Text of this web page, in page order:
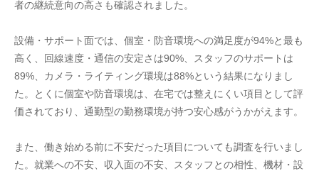
者の継続意向の高さも確認されました。
設備・サポート面では、個室・防音環境への満足度が94%と最も
高く、回線速度・通信の安定さは90%、スタッフのサポートは
89%、カメラ・ライティング環境は88%という結果になりまし
た。とくに個室や防音環境は、在宅では整えにくい項目として評
価されており、通勤型の勤務環境が持つ安心感がうかがえます。
また、働き始める前に不安だった項目についても調査を行いまし
た。就業への不安、収入面の不安、スタッフとの相性、機材・設